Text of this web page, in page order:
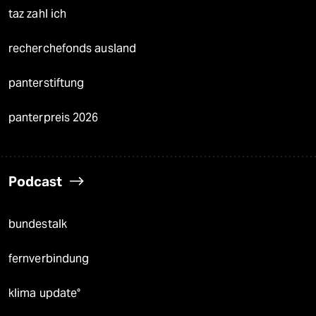
taz zahl ich
recherchefonds ausland
panterstiftung
panterpreis 2026
Podcast
bundestalk
fernverbindung
klima update°